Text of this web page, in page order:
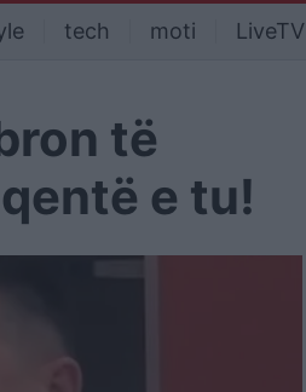
tech moti LiveTV
të
e tu!